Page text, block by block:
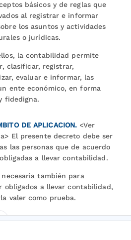
básicos y de reglas que
al registrar e informar
los asuntos y actividades
o jurídicas.
la contabilidad permite
clasificar, registrar,
evaluar e informar, las
ente económico, en forma
fidedigna.
DE APLICACION. <Ver
El presente decreto debe ser
las personas que de acuerdo
a llevar contabilidad.
también para
obligados a llevar contabilidad,
valer como prueba.